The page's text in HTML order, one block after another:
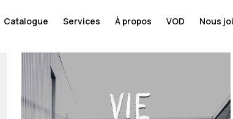
Catalogue Services À propos VOD Nous